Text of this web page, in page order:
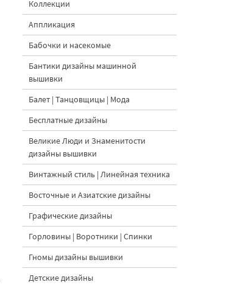
Коллекции
Аппликация
Бабочки и насекомые
Бантики дизайны машинной
вышивки
Балет | Танцовщицы | Мода
Бесплатные дизайны
Великие Люди и Знаменитости
дизайны вышивки
Винтажный стиль | Линейная техника
Восточные и Азиатские дизайны
Графические дизайны
Горловины | Воротники | Спинки
Гномы дизайны вышивки
Детские дизайны